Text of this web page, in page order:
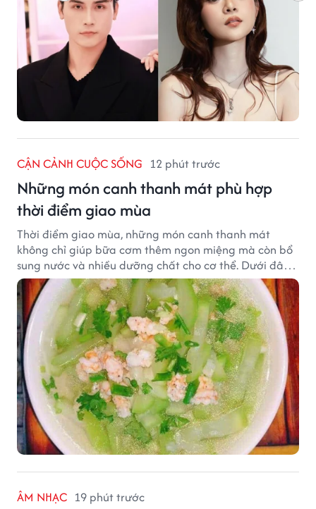
CẬN CẢNH CUỘC SỐNG 12 phút trước
Những món canh thanh mát phù hợp
thời điểm giao mùa
Thời điểm giao mùa, những món canh thanh mát
không chỉ giúp bữa cơm thêm ngon miệng mà còn bổ
sung nước và nhiều dưỡng chất cho cơ thể. Dưới đây
là một số món canh đơn giản, dễ nấu, phù hợp cho cả
gia đình.
ÂM NHẠC 19 phút trước